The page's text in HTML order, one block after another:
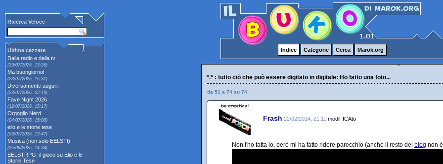
Indice Categorie Cerca Marok.org
Ricerca Veloce
Ultime cazzate
Dalla radio e dalla tv
(29/07/2026, 13:26)
Ma buongiorno!
(23/07/2026, 16:31)
Diversamente auguri!
(23/07/2026, 02:19)
Fave Night 2026
(12/07/2026, 15:17)
Orgoglio Nerd
(04/07/2026, 15:00)
elio e le storie tese
(03/07/2026, 13:47)
Musica (non solo EELST!)
(26/06/2026, 14:34)
EELSTRPG: il gioco su Elio e le
Storie Tese
*.* : tutto ciò che può essere digitato in digitale: Ho fatto una foto...
da 51 a 74 su 74
Frash 22/02/2014, 21:11 modiFICAto
Non l'ho fatta io, però mi ha fatto ridere parecchio (anche il resto del blog non